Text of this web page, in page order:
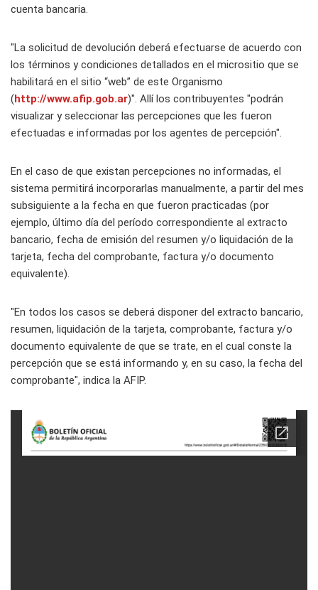
cuenta bancaria.
"La solicitud de devolución deberá efectuarse de acuerdo con
los términos y condiciones detallados en el micrositio que se
habilitará en el sitio “web” de este Organismo
(http://www.afip.gob.ar)". Allí los contribuyentes "podrán
visualizar y seleccionar las percepciones que les fueron
efectuadas e informadas por los agentes de percepción".
En el caso de que existan percepciones no informadas, el
sistema permitirá incorporarlas manualmente, a partir del mes
subsiguiente a la fecha en que fueron practicadas (por
ejemplo, último día del período correspondiente al extracto
bancario, fecha de emisión del resumen y/o liquidación de la
tarjeta, fecha del comprobante, factura y/o documento
equivalente).
"En todos los casos se deberá disponer del extracto bancario,
resumen, liquidación de la tarjeta, comprobante, factura y/o
documento equivalente de que se trate, en el cual conste la
percepción que se está informando y, en su caso, la fecha del
comprobante", indica la AFIP.